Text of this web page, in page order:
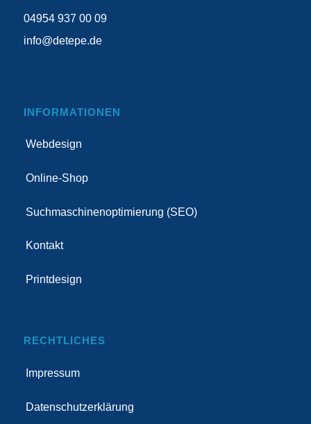
04954 937 00 09
info@detepe.de
INFORMATIONEN
Webdesign
Online-Shop
Suchmaschinenoptimierung (SEO)
Kontakt
Printdesign
RECHTLICHES
Impressum
Datenschutzerklärung